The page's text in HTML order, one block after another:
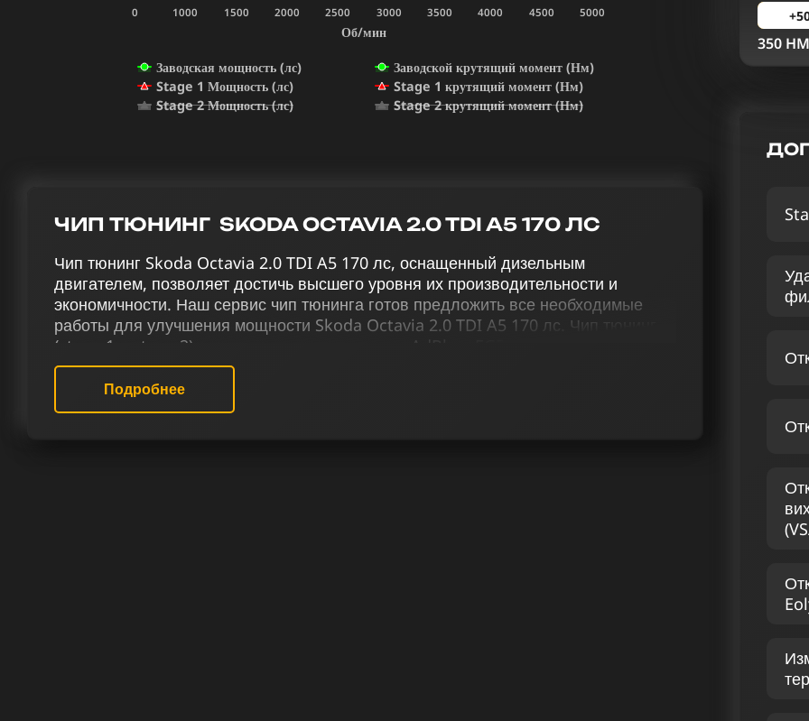
Об/мин
Заводская мощность (лс)
Заводской крутящий момент (Нм)
Stage 1 Мощность (лс)
Stage 1 крутящий момент (Нм)
Stage 2 Мощность (лс)
Stage 2 крутящий момент (Нм)
0 1000 1500 2000 2500 3000 3500 4000 4500 5000
ЧИП ТЮНИНГ SKODA OCTAVIA 2.0 TDI A5 170 ЛС
Чип тюнинг Skoda Octavia 2.0 TDI A5 170 лс, оснащенный дизельным
двигателем, позволяет достичь высшего уровня их производительности и
экономичности. Наш сервис чип тюнинга готов предложить все необходимые
работы для улучшения мощности Skoda Octavia 2.0 TDI A5 170 лс. Чип тюнинг
(stage 1 и stage 2) в сочетании с отключением AdBlue, EGR, удалением сажевого
фильтра, вихревых заслонок (VSA), а также адаптацией терморегулирования,
отключением присадки Eolys и снятием скоростных барьеров способны
значительно увеличить мощность и крутящий момент дизельных двигателей.
Подробнее
350 HM